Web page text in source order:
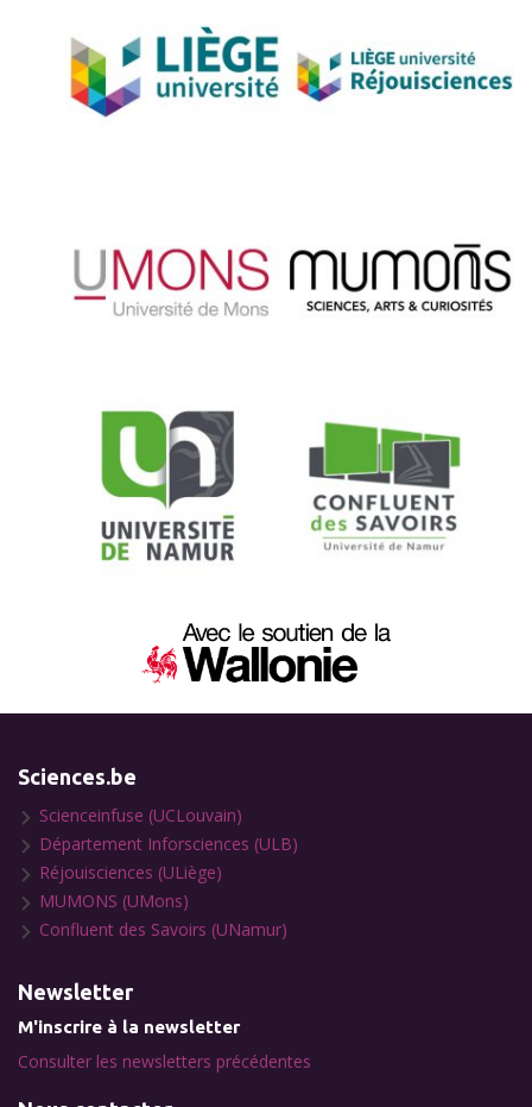
Sciences.be
Scienceinfuse (UCLouvain)
Département Inforsciences (ULB)
Réjouisciences (ULiège)
MUMONS (UMons)
Confluent des Savoirs (UNamur)
Newsletter
M'inscrire à la newsletter
Consulter les newsletters précédentes